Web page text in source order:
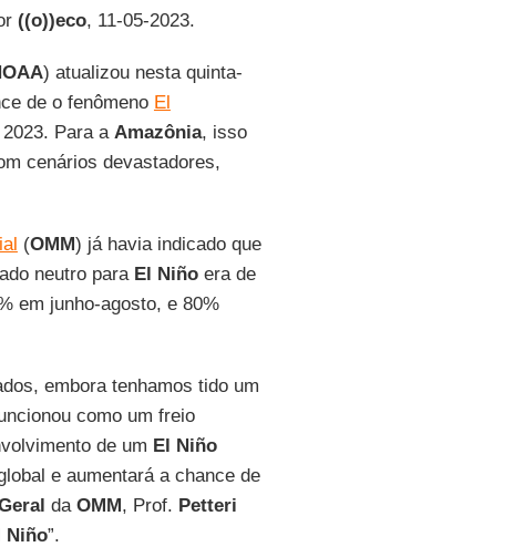
((o))eco, 11-05-2023.
) atualizou nesta quinta-
de o fenômeno El
Para a Amazônia, isso
cenários devastadores,
(OMM) já havia indicado que
neutro para El Niñoera de
em junho-agosto, e 80%
embora tenhamos tido um
como um freio
de um El Niño
e aumentará a chance de
da OMM, Prof. Petteri
Niño”.